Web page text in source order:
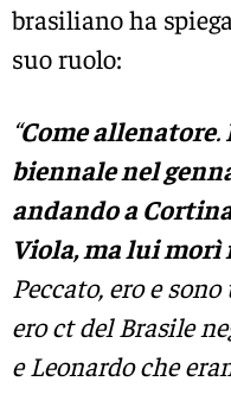
brasiliano ha
suo ruolo:
“Come allenatore.
biennale nel
andando a
Viola, ma lui
Peccato, ero e
ero ct del Brasile
e Leonardo che